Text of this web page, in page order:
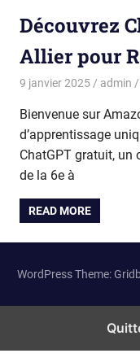
Découvrez
Allier pour
9 janvier 2025 admin
Bienvenue sur
d’apprentissage
ChatGPT gratuit, un
de la 6e à
READ MORE
WordPress Theme: